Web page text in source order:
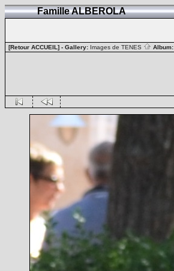
Famille ALBEROLA
[Retour ACCUEIL] - Gallery: Images de TENES Album: